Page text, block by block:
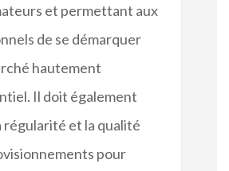
et permettant aux
de se démarquer
hautement
Il doit également
régularité et la qualité
pour